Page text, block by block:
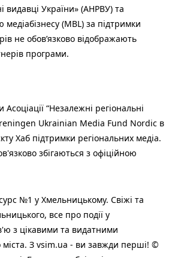
видавці України» (АНРВУ) та
(MBL) за підтримки
не обов’язково відображають
програми.
“Незалежні регіональні
Ukrainian Media Fund Nordic в
Хаб підтримки регіональних медіа.
збігаються з офіційною
№1 у Хмельницькому. Свіжі та
все про події у
з цікавими та видатними
З vsim.ua - ви завжди перші! ©